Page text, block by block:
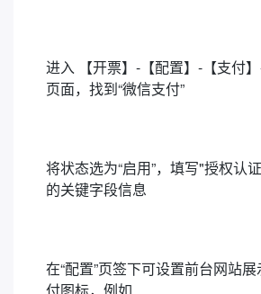
进入 【开票】-【配置】-【支付】
页面，找到“微信支付”
将状态选为“启用”，填写"授权认
的关键字段信息
在“配置”页签下可设置前台网站